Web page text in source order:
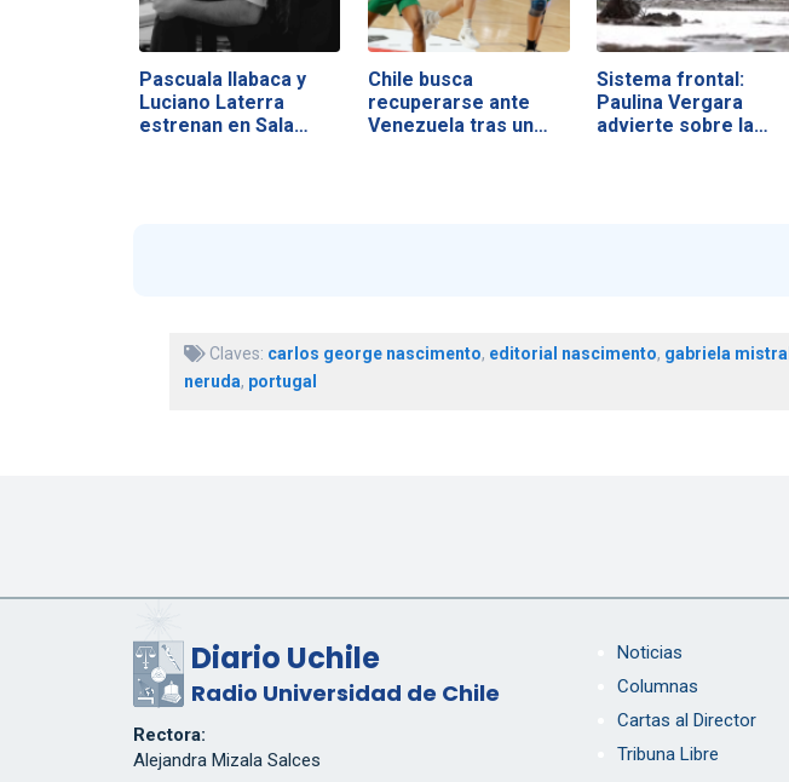
Pascuala Ilabaca y
Luciano Laterra
estrenan en Sala…
Chile busca
recuperarse ante
Venezuela tras un
Sistema frontal:
Paulina Vergara
advierte sobre la…
Claves: carlos george nascimento, editorial nascimento, gabriela mistral
neruda, portugal
Diario Uchile
Radio Universidad de Chile
Rectora:
Alejandra Mizala Salces
Noticias
Columnas
Cartas al Director
Tribuna Libre